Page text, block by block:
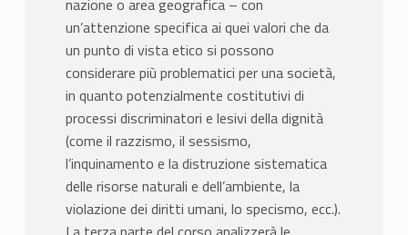
nazione o area geografica – con
un’attenzione specifica ai quei valori che da
un punto di vista etico si possono
considerare più problematici per una società,
in quanto potenzialmente costitutivi di
processi discriminatori e lesivi della dignità
(come il razzismo, il sessismo,
l’inquinamento e la distruzione sistematica
delle risorse naturali e dell’ambiente, la
violazione dei diritti umani, lo specismo, ecc.).